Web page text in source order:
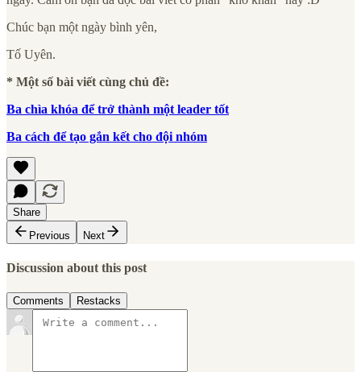
Chúc bạn một ngày bình yên,
Tố Uyên.
* Một số bài viết cùng chủ đề:
Ba chìa khóa để trở thành một leader tốt
Ba cách để tạo gắn kết cho đội nhóm
Share
Previous
Next
Discussion about this post
Comments Restacks